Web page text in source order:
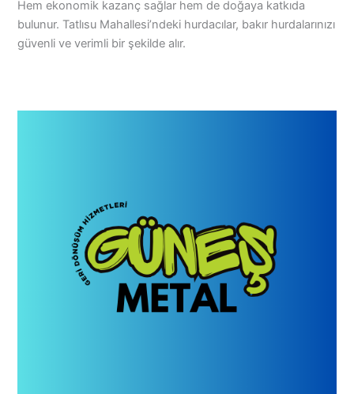
Hem ekonomik kazanç sağlar hem de doğaya katkıda
bulunur. Tatlısu Mahallesi’ndeki hurdacılar, bakır hurdalarınızı
güvenli ve verimli bir şekilde alır.